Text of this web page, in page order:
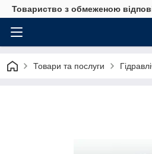
Товариство з обмеженою
Товари та послуги